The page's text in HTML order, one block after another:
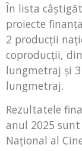
În lista
proiecte
2 producții
coproducții,
lungmetraj și
lungmetraj.
Rezultatele
anul 2025
Național al